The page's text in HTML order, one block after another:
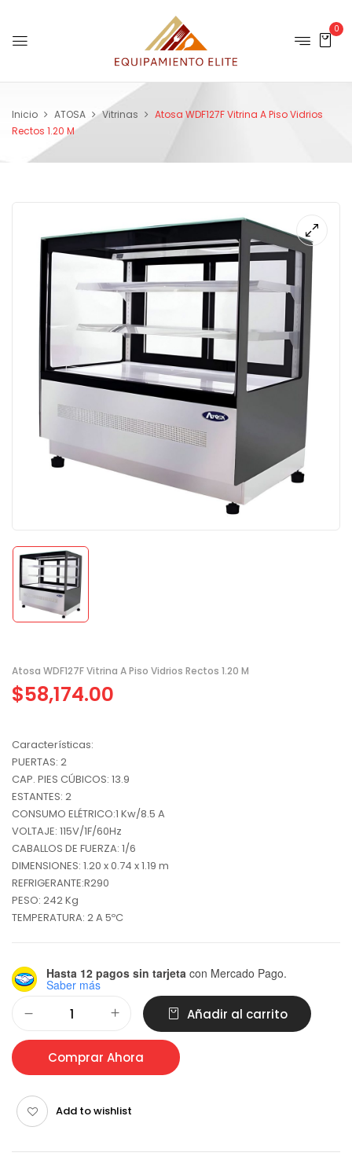
0
Inicio ATOSA Vitrinas
Atosa WDF127F Vitrina A Piso Vidrios
Rectos 1.20 M
Atosa WDF127F Vitrina A Piso Vidrios Rectos 1.20 M
$58,174.00
Características:
PUERTAS: 2
CAP. PIES CÚBICOS: 13.9
ESTANTES: 2
CONSUMO ELÉTRICO:1 Kw/8.5 A
VOLTAJE: 115V/1F/60Hz
CABALLOS DE FUERZA: 1/6
DIMENSIONES: 1.20 x 0.74 x 1.19 m
REFRIGERANTE:R290
PESO: 242 Kg
TEMPERATURA: 2 A 5ºC
Hasta 12 pagos sin tarjeta con Mercado Pago.
Saber más
Añadir al carrito
Comprar Ahora
Add to wishlist